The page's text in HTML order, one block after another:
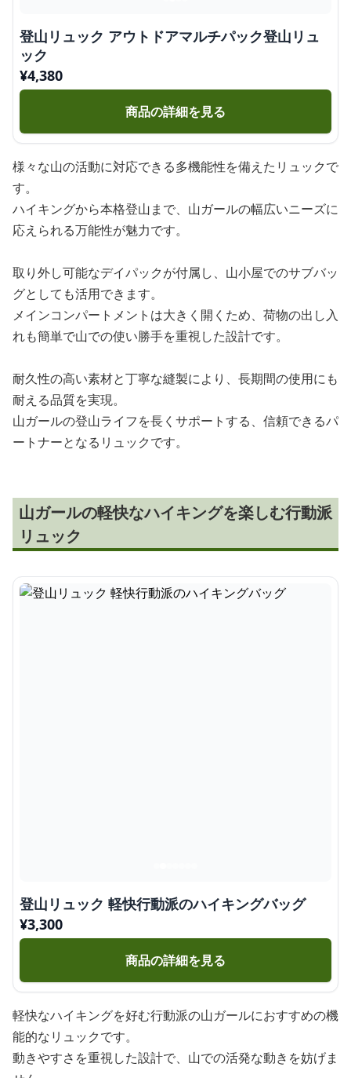
登山リュック アウトドアマルチパック登山リュ
ック
¥4,380
商品の詳細を見る
様々な山の活動に対応できる多機能性を備えたリュックで
す。
ハイキングから本格登山まで、山ガールの幅広いニーズに
応えられる万能性が魅力です。
取り外し可能なデイパックが付属し、山小屋でのサブバッ
グとしても活用できます。
メインコンパートメントは大きく開くため、荷物の出し入
れも簡単で山での使い勝手を重視した設計です。
耐久性の高い素材と丁寧な縫製により、長期間の使用にも
耐える品質を実現。
山ガールの登山ライフを長くサポートする、信頼できるパ
ートナーとなるリュックです。
山ガールの軽快なハイキングを楽しむ行動派
リュック
登山リュック 軽快行動派のハイキングバッグ
¥3,300
商品の詳細を見る
軽快なハイキングを好む行動派の山ガールにおすすめの機
能的なリュックです。
動きやすさを重視した設計で、山での活発な動きを妨げま